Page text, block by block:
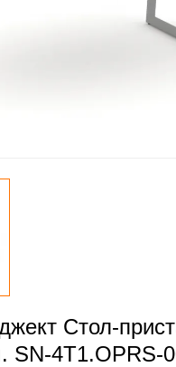
Стол-
SN-4T1.OPRS-